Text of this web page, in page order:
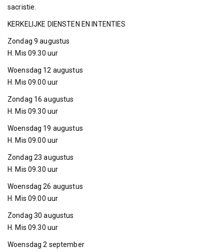
sacristie.
KERKELIJKE DIENSTEN EN INTENTIES
Zondag 9 augustus
H. Mis 09.30 uur
Woensdag 12 augustus
H. Mis 09.00 uur
Zondag 16 augustus
H. Mis 09.30 uur
Woensdag 19 augustus
H. Mis 09.00 uur
Zondag 23 augustus
H. Mis 09.30 uur
Woensdag 26 augustus
H. Mis 09.00 uur
Zondag 30 augustus
H. Mis 09.30 uur
Woensdag 2 september